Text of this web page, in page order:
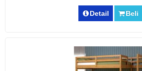
Detail Beli